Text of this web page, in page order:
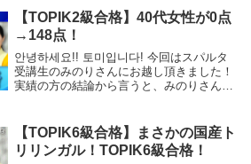
で、TOPIKの模擬試験を受けていた...
【TOPIK2級合格】40代女性が0点
→148点！
안녕하세요!! 토미입니다! 今回はスパルタ
受講生のみのりさんにお越し頂きました！
実績の方の結論から言うと、みのりさん
6/21で、みのりさんにTOPIKの模擬試...
【TOPIK6級合格】まさかの国産ト
リリンガル！TOPIK6級合格！